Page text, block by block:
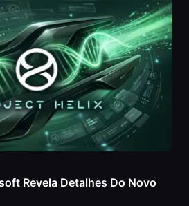
Revela Detalhes Do Novo